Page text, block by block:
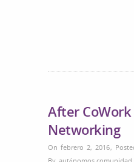
After CoWork
Networking
On febrero 2, 2016,